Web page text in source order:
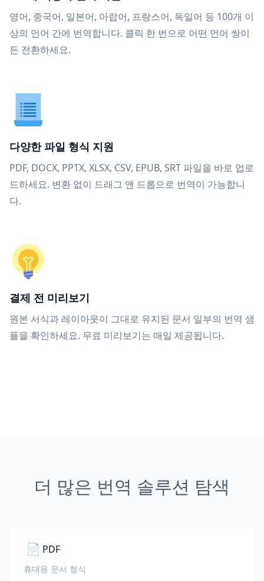
영어, 중국어, 일본어, 아랍어, 프랑스어, 독일어 등 100개 이
상의 언어 간에 번역합니다. 클릭 한 번으로 어떤 언어 쌍이
든 전환하세요.
다양한 파일 형식 지원
PDF, DOCX, PPTX, XLSX, CSV, EPUB, SRT 파일을 바로 업로
드하세요. 변환 없이 드래그 앤 드롭으로 번역이 가능합니
다.
결제 전 미리보기
원본 서식과 레이아웃이 그대로 유지된 문서 일부의 번역 샘
플을 확인하세요. 무료 미리보기는 매일 제공됩니다.
더 많은 번역 솔루션 탐색
📄 PDF
휴대용 문서 형식